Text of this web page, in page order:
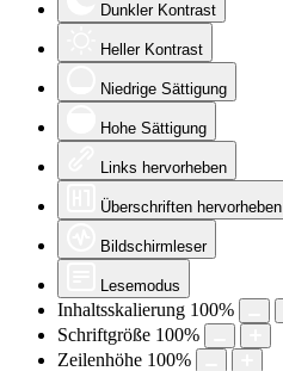
Dunkler Kontrast
Heller Kontrast
Niedrige Sättigung
Hohe Sättigung
Links hervorheben
Überschriften hervorheben
Bildschirmleser
Lesemodus
Inhaltsskalierung 100%
Schriftgröße 100%
Zeilenhöhe 100%